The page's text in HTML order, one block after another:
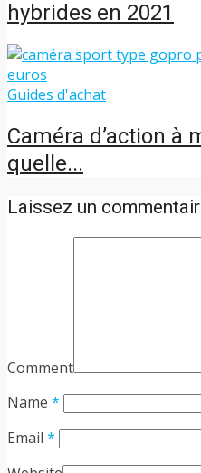
hybrides en 2021
Guides d'achat
Caméra d’action à
quelle...
Laissez un
Comment
Name *
Email *